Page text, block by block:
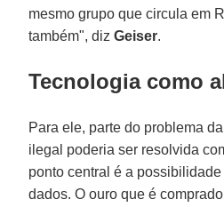
mesmo grupo que circula em
também", dizGeiser.
Tecnologia como
Para ele, parte do problema
ilegal poderia ser resolvida
ponto central é a
dados. O ouro que é